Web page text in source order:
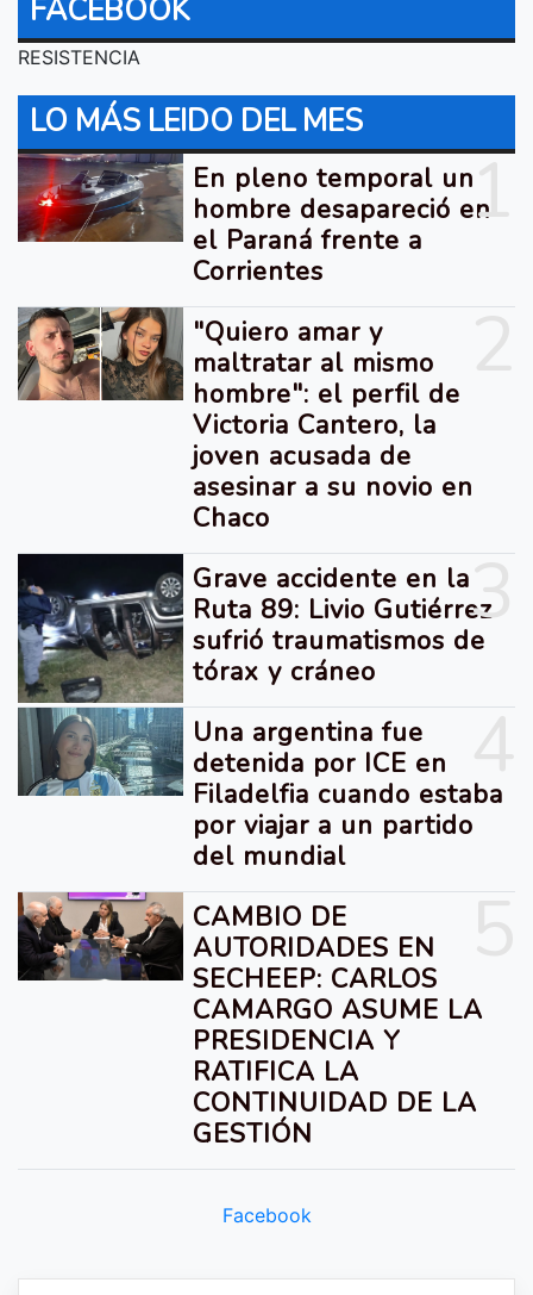
FACEBOOK
RESISTENCIA
LO MÁS LEIDO DEL MES
1
En pleno temporal un
hombre desapareció en
el Paraná frente a
Corrientes
"Quiero amar y
maltratar al mismo
hombre": el perfil de
Victoria Cantero, la
joven acusada de
asesinar a su novio en
Chaco
3
Grave accidente en la
Ruta 89: Livio Gutiérrez
sufrió traumatismos de
tórax y cráneo
Una argentina fue
detenida por ICE en
Filadelfia cuando estaba
por viajar a un partido
del mundial
CAMBIO DE
AUTORIDADES EN
SECHEEP: CARLOS
CAMARGO ASUME LA
PRESIDENCIA Y
RATIFICA LA
CONTINUIDAD DE LA
GESTIÓN
Facebook